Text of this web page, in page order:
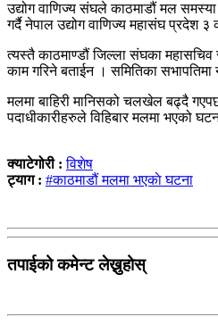
उद्योग वाणिज्य संघले काठमाडौं मल
गर्दै नेपाल उद्योग वाणिज्य महासंघ प्रदेश
त्यस्तै काठमाण्डौं जिल्ला संघका महासचिव
काम गरिने बताईन । समितिका
मलमा बाहिरी मानिसको चलखेल बढ्दै
पदाधीकारीहरुले विहिबार मलमा भएको
क्याटेगोरी :विशेष
ट्याग : #काठमाडौं मलमा भएकाे घटना
तपाईको कमेन्ट लेख्नुहोस्